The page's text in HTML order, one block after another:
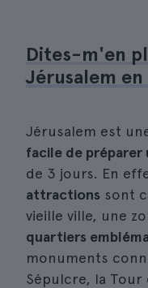
Dites-m'en
Jérusalem
Jérusalem est
facile de préparer
de 3 jours. En
attractions sont
vieille ville, une
quartiers
monuments
Sépulcre, la Tour